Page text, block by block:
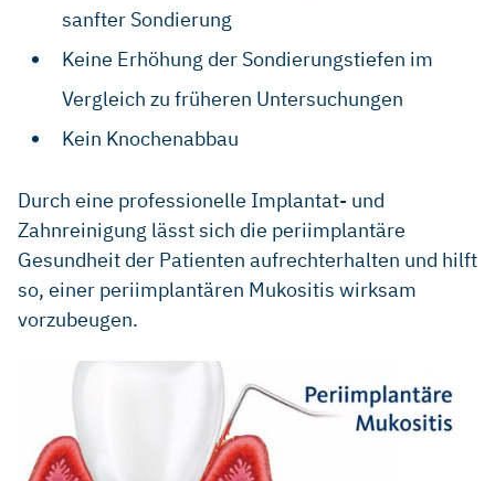
sanfter Sondierung
Keine Erhöhung der Sondierungstiefen im
Vergleich zu früheren Untersuchungen
Kein Knochenabbau
Durch eine professionelle Implantat- und
Zahnreinigung lässt sich die periimplantäre
Gesundheit der Patienten aufrechterhalten und hilft
so, einer periimplantären Mukositis wirksam
vorzubeugen.